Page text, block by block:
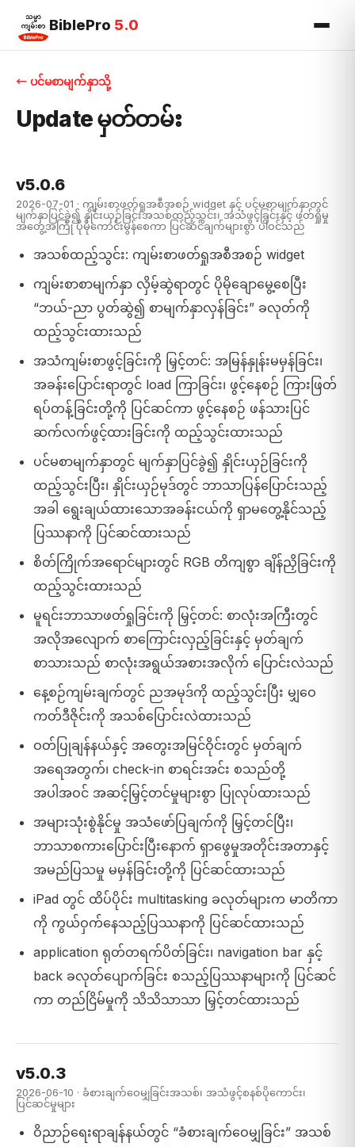
BiblePro 5.0
← ပင်မစာမျက်နှာသို့
Update မှတ်တမ်း
v5.0.6
2026-07-01 · ကျမ်းစာဖတ်ရှုအစီအစဉ် widget နှင့် ပင်မစာမျက်နှာတွင်
မျက်နှာပြင်ခွဲ၍ နှိုင်းယှဉ်ခြင်းအသစ်ထည့်သွင်း၊ အသံဖွင့်ခြင်းနှင့် ဖတ်ရှုမှု
အတွေ့အကြုံ ပိုမိုကောင်းမွန်စေကာ ပြင်ဆင်ချက်များစွာ ပါဝင်သည်
အသစ်ထည့်သွင်း: ကျမ်းစာဖတ်ရှုအစီအစဉ် widget
ကျမ်းစာစာမျက်နှာ လှိမ့်ဆွဲရာတွင် ပိုမိုချောမွေ့စေပြီး
“ဘယ်-ညာ ပွတ်ဆွဲ၍ စာမျက်နှာလှန်ခြင်း” ခလုတ်ကို
ထည့်သွင်းထားသည်
အသံကျမ်းစာဖွင့်ခြင်းကို မြှင့်တင်: အမြန်နှုန်းမမှန်ခြင်း၊
အခန်းပြောင်းရာတွင် load ကြာခြင်း၊ ဖွင့်နေစဉ် ကြားဖြတ်
ရပ်တန့်ခြင်းတို့ကို ပြင်ဆင်ကာ ဖွင့်နေစဉ် ဖန်သားပြင်
ဆက်လက်ဖွင့်ထားခြင်းကို ထည့်သွင်းထားသည်
ပင်မစာမျက်နှာတွင် မျက်နှာပြင်ခွဲ၍ နှိုင်းယှဉ်ခြင်းကို
ထည့်သွင်းပြီး၊ နှိုင်းယှဉ်မုဒ်တွင် ဘာသာပြန်ပြောင်းသည့်
အခါ ရွေးချယ်ထားသောအခန်းငယ်ကို ရှာမတွေ့နိုင်သည့်
ပြဿနာကို ပြင်ဆင်ထားသည်
စိတ်ကြိုက်အရောင်များတွင် RGB တိကျစွာ ချိန်ညှိခြင်းကို
ထည့်သွင်းထားသည်
မူရင်းဘာသာဖတ်ရှုခြင်းကို မြှင့်တင်: စာလုံးအကြီးတွင်
အလိုအလျောက် စာကြောင်းလှည့်ခြင်းနှင့် မှတ်ချက်
စာသားသည် စာလုံးအရွယ်အစားအလိုက် ပြောင်းလဲသည်
နေ့စဉ်ကျမ်းချက်တွင် ညအမုဒ်ကို ထည့်သွင်းပြီး မျှဝေ
ကတ်ဒီဇိုင်းကို အသစ်ပြောင်းလဲထားသည်
ဝတ်ပြုချန်နယ်နှင့် အတွေးအမြင်ဝိုင်းတွင် မှတ်ချက်
အရေအတွက်၊ check-in စာရင်းအင်း စသည်တို့
အပါအဝင် အဆင့်မြှင့်တင်မှုများစွာ ပြုလုပ်ထားသည်
အများသုံးစွဲနိုင်မှု အသံဖော်ပြချက်ကို မြှင့်တင်ပြီး၊
ဘာသာစကားပြောင်းပြီးနောက် ရှာဖွေမှုအတိုင်းအတာနှင့်
အမည်ပြသမှု မမှန်ခြင်းတို့ကို ပြင်ဆင်ထားသည်
iPad တွင် ထိပ်ပိုင်း multitasking ခလုတ်များက မာတိကာ
ကို ကွယ်ဝှက်နေသည့်ပြဿနာကို ပြင်ဆင်ထားသည်
application ရုတ်တရက်ပိတ်ခြင်း၊ navigation bar နှင့်
back ခလုတ်ပျောက်ခြင်း စသည့်ပြဿနာများကို ပြင်ဆင်
ကာ တည်ငြိမ်မှုကို သိသိသာသာ မြှင့်တင်ထားသည်
v5.0.3
2026-06-10 · ခံစားချက်ဝေမျှခြင်းအသစ်၊ အသံဖွင့်စနစ်ပိုကောင်း၊
ပြင်ဆင်မှုများ
ဝိညာဉ်ရေးရာချန်နယ်တွင် “ခံစားချက်ဝေမျှခြင်း” အသစ်